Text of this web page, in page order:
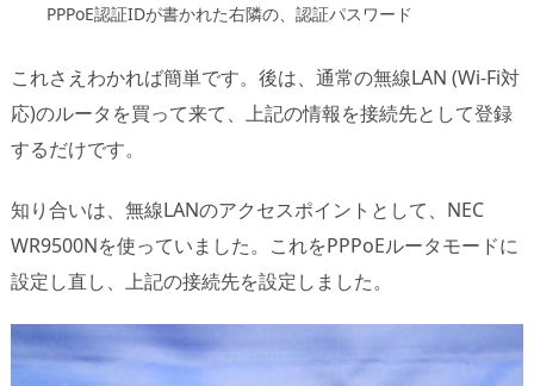
PPPoE認証IDが書かれた右隣の、認証パスワード
これさえわかれば簡単です。後は、通常の無線LAN (Wi-Fi対
応)のルータを買って来て、上記の情報を接続先として登録
するだけです。
知り合いは、無線LANのアクセスポイントとして、NEC
WR9500Nを使っていました。これをPPPoEルータモードに
設定し直し、上記の接続先を設定しました。